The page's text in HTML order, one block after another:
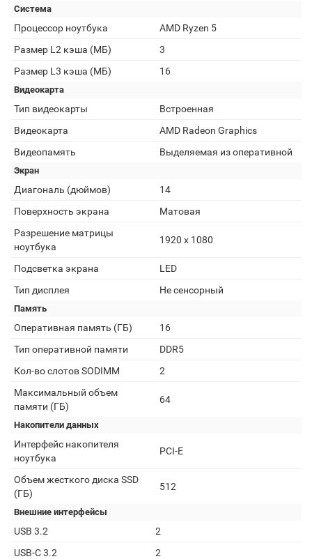
Система
Процессор ноутбука
AMD Ryzen 5
Размер L2 кэша (МБ)
3
Размер L3 кэша (МБ)
16
Видеокарта
Тип видеокарты
Встроенная
Видеокарта
AMD Radeon Graphics
Видеопамять
Выделяемая из оперативной
Экран
Диагональ (дюймов)
14
Поверхность экрана
Матовая
Разрешение матрицы
ноутбука
1920 x 1080
Подсветка экрана
LED
Тип дисплея
Не сенсорный
Память
Оперативная память (ГБ)
16
Тип оперативной памяти
DDR5
Кол-во слотов SODIMM
2
Максимальный объем
памяти (ГБ)
64
Накопители данных
Интерфейс накопителя
ноутбука
PCI-E
Объем жесткого диска SSD
(ГБ)
512
Внешние интерфейсы
USB 3.2
2
USB-C 3.2
2